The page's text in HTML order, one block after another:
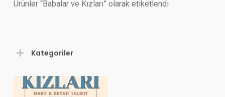
Ürünler “Babalar ve Kızları” olarak etiketlendi
Kategoriler